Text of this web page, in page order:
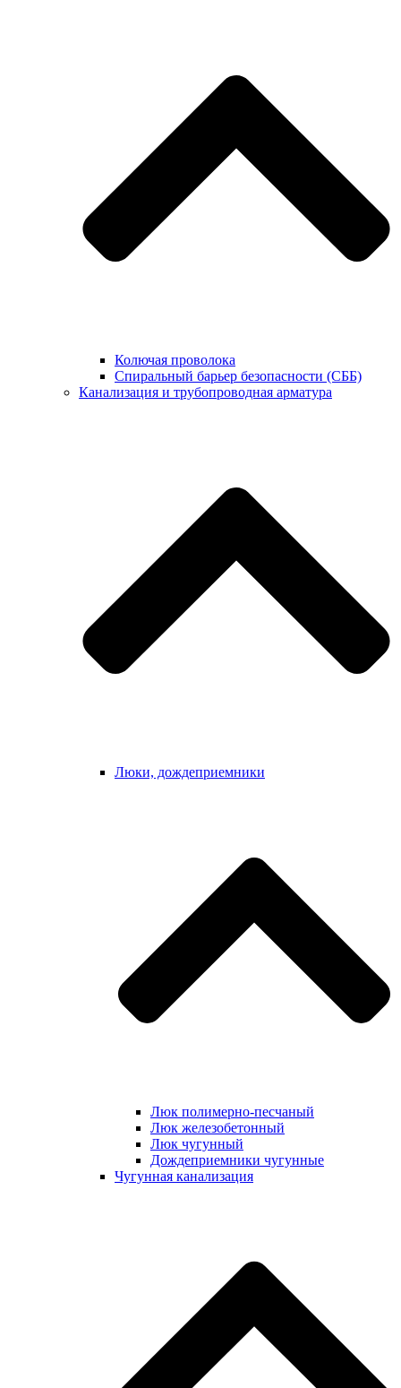
Колючая проволока
Спиральный барьер безопасности (СББ)
Канализация и трубопроводная арматура
Люки, дождеприемники
Люк полимерно-песчаный
Люк железобетонный
Люк чугунный
Дождеприемники чугунные
Чугунная канализация